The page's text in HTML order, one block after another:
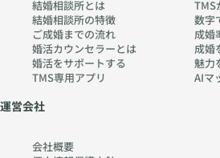
結婚相談所とは
結婚相談所の特徴
ご成婚までの流れ
婚活カウンセラーとは
婚活をサポートする
TMS専用アプリ
TMS
数字
成婚
成婚
魅力
AIマ
運営会社
会社概要